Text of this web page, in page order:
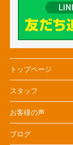
トップページ
スタッフ
お客様の声
ブログ